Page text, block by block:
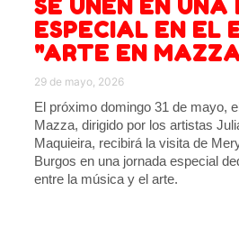
SE UNEN EN UNA
ESPECIAL EN EL
"ARTE EN
29 de mayo, 2026
El próximo domingo 31 de mayo,
Mazza, dirigido por los artistas
Maquieira, recibirá la visita de
Burgos en una jornada especial
entre la música y el arte.